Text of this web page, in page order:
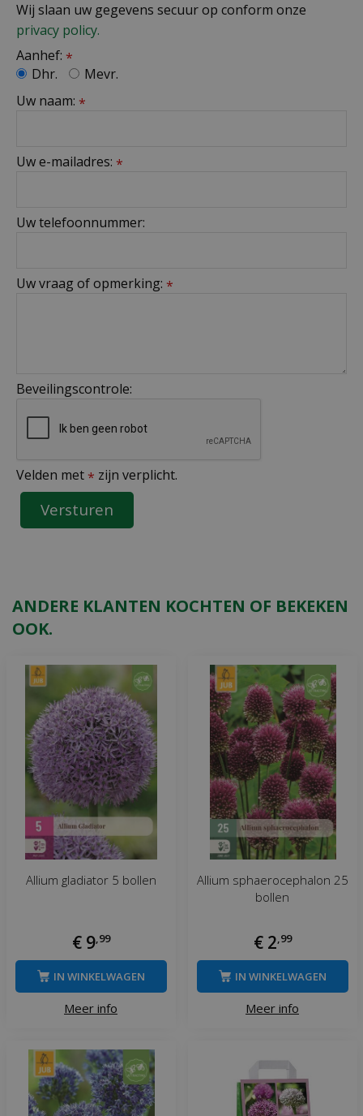
Wij slaan uw gegevens secuur op conform onze
privacy policy.
Aanhef: *
Dhr.
Mevr.
Uw naam: *
Uw e-mailadres: *
Uw telefoonnummer:
Uw vraag of opmerking: *
Beveilingscontrole:
Velden met * zijn verplicht.
ANDERE KLANTEN KOCHTEN OF BEKEKEN
OOK.
Allium gladiator 5 bollen
€ 9,99
Meer info
IN WINKELWAGEN
Allium sphaerocephalon 25
bollen
€ 2,99
Meer info
IN WINKELWAGEN